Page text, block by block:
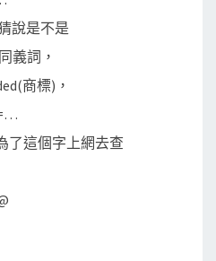
說是不是
義詞，
商標)，
了這個字上網去查